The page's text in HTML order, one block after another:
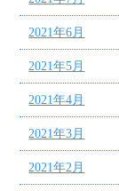
2021年6月
2021年5月
2021年4月
2021年3月
2021年2月